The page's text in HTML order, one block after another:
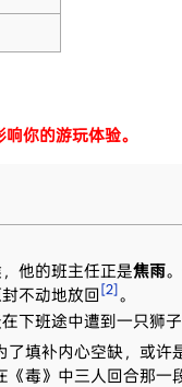
你的游玩体验。
他的班主任正是焦雨
不动地放回 [2] 。
下班途中遭到一只狮
了填补内心空缺，或许
毒》中三人回合那一